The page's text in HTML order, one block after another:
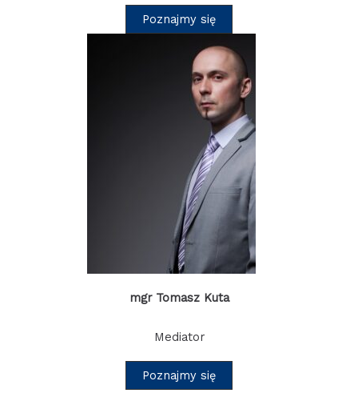
Poznajmy się
mgr Tomasz Kuta
Mediator
Poznajmy się